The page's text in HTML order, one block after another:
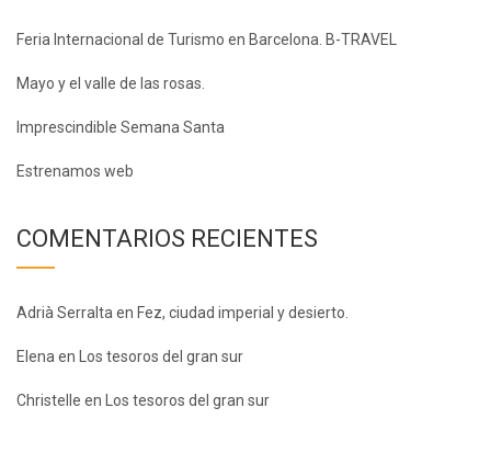
Feria Internacional de Turismo en Barcelona. B-TRAVEL
Mayo y el valle de las rosas.
Imprescindible Semana Santa
Estrenamos web
COMENTARIOS RECIENTES
Adrià Serralta en Fez, ciudad imperial y desierto.
Elena en Los tesoros del gran sur
Christelle en Los tesoros del gran sur